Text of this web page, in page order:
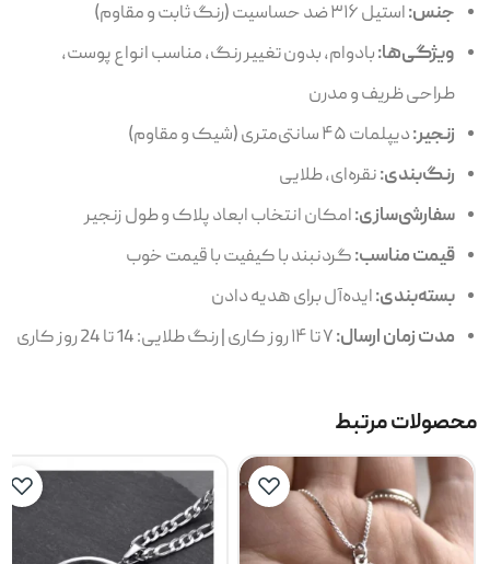
جنس:استیل ۳۱۶ ضد حساسیت (رنگ ثابت و مقاوم)
ویژگی‌ها:بادوام، بدون تغییر رنگ، مناسب انواع پوست،
طراحی ظریف و مدرن
زنجیر:دیپلمات ۴۵ سانتی‌متری (شیک و مقاوم)
رنگ‌بندی:نقره‌ای، طلایی
سفارشی‌سازی:امکان انتخاب ابعاد پلاک و طول زنجیر
قیمت مناسب:گردنبند با کیفیت با قیمت خوب
بسته‌بندی:ایده‌آل برای هدیه دادن
مدت زمان ارسال:
محصولات مرتبط